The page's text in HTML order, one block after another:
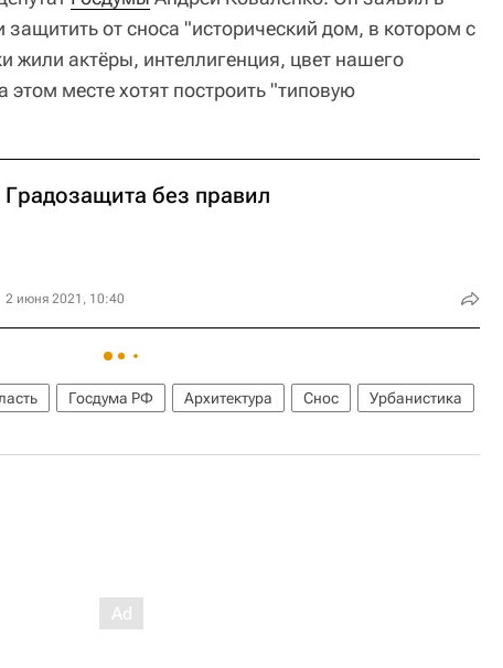
защитить от сноса "исторический дом, в котором с
жили актёры, интеллигенция, цвет нашего
месте хотят построить "типовую
Градозащита без правил
2 июня 2021, 10:40
Госдума РФ Архитектура Снос
Урбанистика